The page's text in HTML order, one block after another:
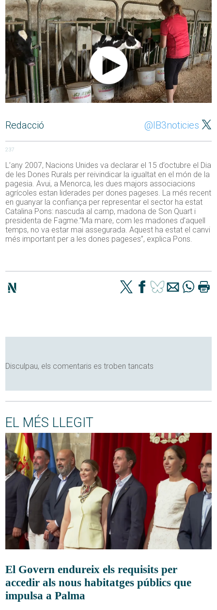
Redacció @IB3noticies
237
L’any 2007, Nacions Unides va declarar el 15 d’octubre el Dia
de les Dones Rurals per reivindicar la igualtat en el món de la
pagesia. Avui, a Menorca, les dues majors associacions
agrícoles estan liderades per dones pageses. La més recent
en guanyar la confiança per representar el sector ha estat
Catalina Pons: nascuda al camp, madona de Son Quart i
presidenta de Fagme.”Ma mare, com les madones d’aquell
temps, no va estar mai assegurada. Aquest ha estat el canvi
més important per a les dones pageses”, explica Pons.
Disculpau, els comentaris es troben tancats
EL MÉS LLEGIT
El Govern endureix els requisits per
accedir als nous habitatges públics que
impulsa a Palma